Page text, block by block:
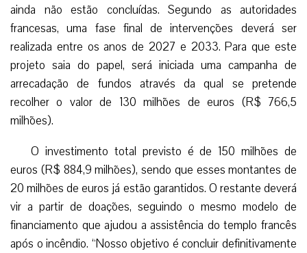
ainda não estão concluídas. Segundo as autoridades
francesas, uma fase final de intervenções deverá ser
realizada entre os anos de 2027 e 2033. Para que este
projeto saia do papel, será iniciada uma campanha de
arrecadação de fundos através da qual se pretende
recolher o valor de 130 milhões de euros (R$ 766,5
milhões).
O investimento total previsto é de 150 milhões de
euros (R$ 884,9 milhões), sendo que esses montantes de
20 milhões de euros já estão garantidos. O restante deverá
vir a partir de doações, seguindo o mesmo modelo de
financiamento que ajudou a assistência do templo francês
após o incêndio. “Nosso objetivo é concluir definitivamente